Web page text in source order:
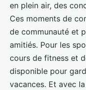
en plein air, des
Ces moments de
de communauté et
amitiés. Pour les
cours de fitness et
disponible pour
vacances. Et avec